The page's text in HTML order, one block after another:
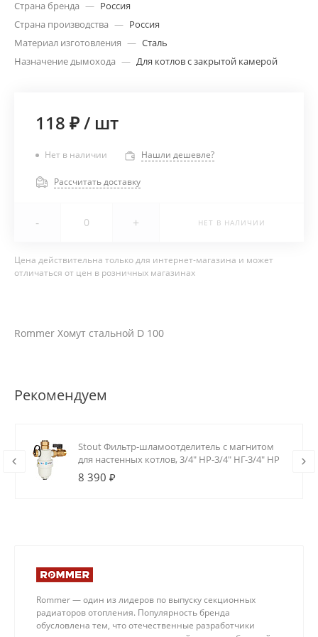
Страна бренда — Россия
Страна производства — Россия
Материал изготовления — Сталь
Назначение дымохода — Для котлов с закрытой камерой
118 ₽/ шт
Нет в наличии Нашли дешевле?
Рассчитать доставку
- + НЕТ В НАЛИЧИИ
Цена действительна только для интернет-магазина и может
отличаться от цен в розничных магазинах
Rommer Хомут стальной D 100
Рекомендуем
Stout Фильтр-шламоотделитель с магнитом
для настенных котлов, 3/4" НР-3/4" НГ-3/4" НР
8 390 ₽
Rommer — один из лидеров по выпуску секционных
радиаторов отопления. Популярность бренда
обусловлена тем, что отечественные разработчики